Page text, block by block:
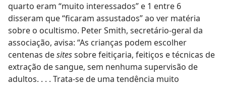
quarto eram “muito interessados” e 1 entre 6
disseram que “ficaram assustados” ao ver matéria
sobre o ocultismo. Peter Smith, secretário-geral da
associação, avisa: “As crianças podem escolher
centenas desitessobre feitiçaria, feitiços e técnicas de
extração de sangue, sem nenhuma supervisão de
adultos. . . . Trata-se de uma tendência muito